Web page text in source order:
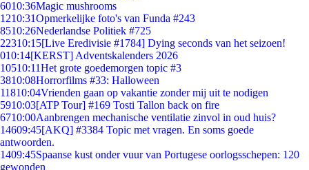
6010:36Magic mushrooms
1210:31Opmerkelijke foto's van Funda #243
8510:26Nederlandse Politiek #725
22310:15[Live Eredivisie #1784] Dying seconds van het seizoen!
010:14[KERST] Adventskalenders 2026
10510:11Het grote goedemorgen topic #3
3810:08Horrorfilms #33: Halloween
11810:04Vrienden gaan op vakantie zonder mij uit te nodigen
5910:03[ATP Tour] #169 Tosti Tallon back on fire
6710:00Aanbrengen mechanische ventilatie zinvol in oud huis?
14609:45[AKQ] #3384 Topic met vragen. En soms goede
antwoorden.
1409:45Spaanse kust onder vuur van Portugese oorlogsschepen: 120
gewonden